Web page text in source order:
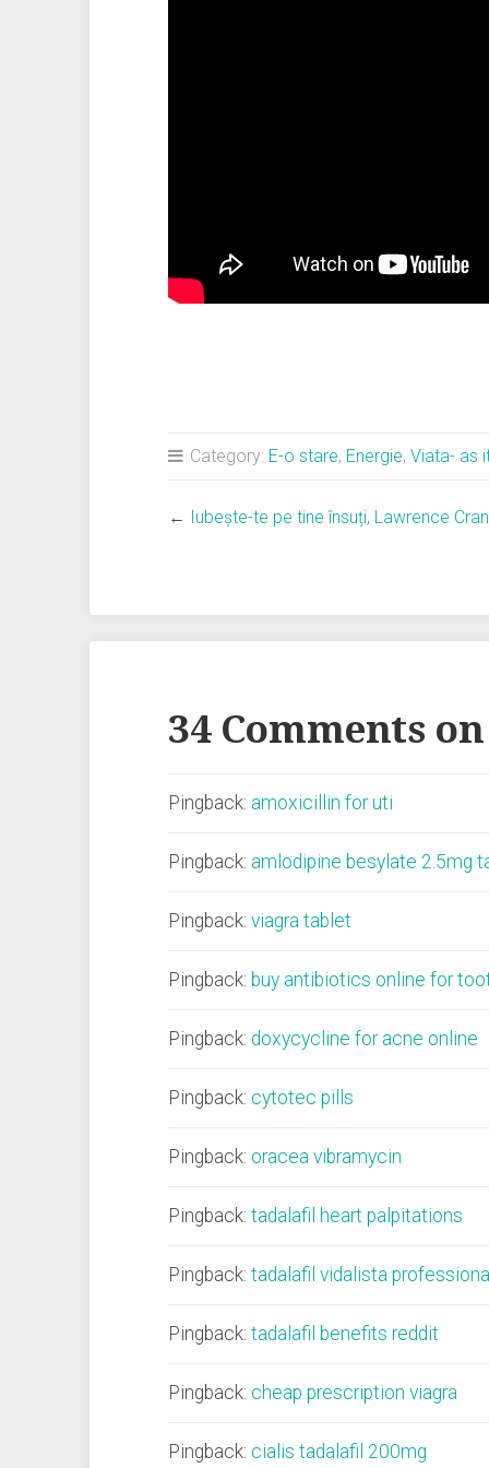
Category: E-o stare, Energie, Viata- as
← Iubește-te pe tine însuți, Lawrence
34 Comments on
Pingback: amoxicillin for uti
Pingback: amlodipine besylate 2.5mg
Pingback: viagra tablet
Pingback: buy antibiotics online for
Pingback: doxycycline for acne online
Pingback: cytotec pills
Pingback: oracea vibramycin
Pingback: tadalafil heart palpitations
Pingback: tadalafil vidalista professional
Pingback: tadalafil benefits reddit
Pingback: cheap prescription viagra
Pingback: cialis tadalafil 200mg